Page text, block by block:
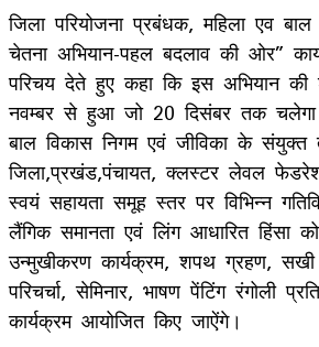
जिला परियोजना प्रबंधक, महिला एव
चेतना अभियान-पहल बदलाव की ओर”
परिचय देते हुए कहा कि इस अभियान
नवम्बर से हुआ जो 20 दिसंबर तक
बाल विकास निगम एवं जीविका के संयुक्त
जिला,प्रखंड,पंचायत, क्लस्टर लेवल
स्वयं सहायता समूह स्तर पर विभिन्न
लैंगिक समानता एवं लिंग आधारित हिंसा
उन्मुखीकरण कार्यक्रम, शपथ ग्रहण, सखी
परिचर्चा, सेमिनार, भाषण पेंटिंग रंगोली
कार्यक्रम आयोजित किए जाऐंगे।